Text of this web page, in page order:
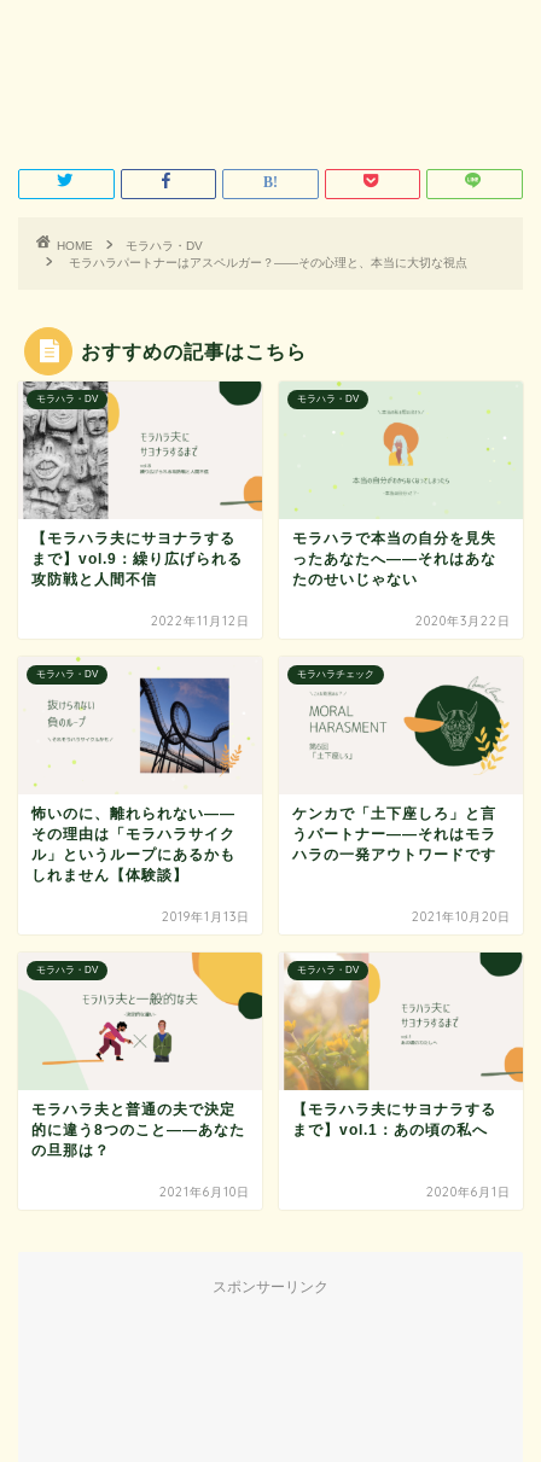
HOME
モラハラ・DV
モラハラパートナーはアスペルガー？——その心理と、本当に大切な視点
おすすめの記事はこちら
モラハラ・DV
【モラハラ夫にサヨナラする
まで】vol.9：繰り広げられる
攻防戦と人間不信
2022年11月12日
モラハラ・DV
モラハラで本当の自分を見失
ったあなたへ——それはあな
たのせいじゃない
2020年3月22日
モラハラ・DV
怖いのに、離れられない——
その理由は「モラハラサイク
ル」というループにあるかも
しれません【体験談】
2019年1月13日
モラハラチェック
ケンカで「土下座しろ」と言
うパートナー——それはモラ
ハラの一発アウトワードです
2021年10月20日
モラハラ・DV
モラハラ夫と普通の夫で決定
的に違う8つのこと——あなた
の旦那は？
2021年6月10日
モラハラ・DV
【モラハラ夫にサヨナラする
まで】vol.1：あの頃の私へ
2020年6月1日
スポンサーリンク